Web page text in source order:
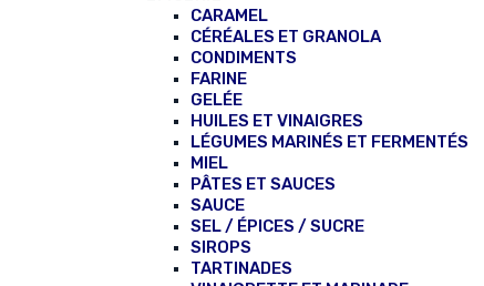
CARAMEL
CÉRÉALES ET GRANOLA
CONDIMENTS
FARINE
GELÉE
HUILES ET VINAIGRES
LÉGUMES MARINÉS ET FERMENTÉS
MIEL
PÂTES ET SAUCES
SAUCE
SEL / ÉPICES / SUCRE
SIROPS
TARTINADES